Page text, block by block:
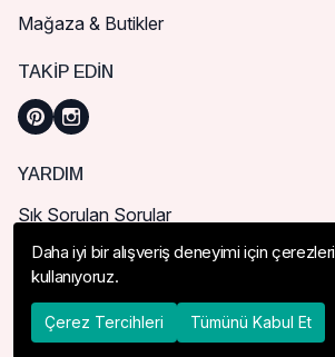
Mağaza & Butikler
TAKIP EDIN
YARDIM
Sık Sorulan Sorular
Nasıl Sipariş Verebilirim?
Kargo ve Teslimat
İade, İptal ve Değişim
Daha iyi bir alışveriş deneyimi için çerezleri
kullanıyoruz.
Çerez Tercihleri Tümünü Kabul Et